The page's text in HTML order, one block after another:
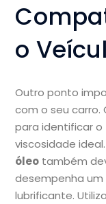
o
Outro ponto
com o seu carro.
para identificar
viscosidade
óleo também
desempenha
lubrificante.